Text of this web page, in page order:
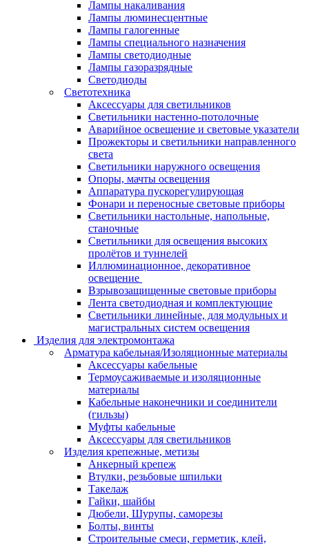
Лампы накаливания
Лампы люминесцентные
Лампы галогенные
Лампы специального назначения
Лампы светодиодные
Лампы газоразрядные
Светодиоды
Светотехника
Аксессуары для светильников
Светильники настенно-потолочные
Аварийное освещение и световые указатели
Прожекторы и светильники направленного
света
Светильники наружного освещения
Опоры, мачты освещения
Аппаратура пускорегулирующая
Фонари и переносные световые приборы
Светильники настольные, напольные,
станочные
Светильники для освещения высоких
пролётов и туннелей
Иллюминационное, декоративное
освещение
Взрывозащищенные световые приборы
Лента светодиодная и комплектующие
Светильники линейные, для модульных и
магистральных систем освещения
Изделия для электромонтажа
Арматура кабельная/Изоляционные материалы
Аксессуары кабельные
Термоусаживаемые и изоляционные
материалы
Кабельные наконечники и соединители
(гильзы)
Муфты кабельные
Аксессуары для светильников
Изделия крепежные, метизы
Анкерный крепеж
Втулки, резьбовые шпильки
Такелаж
Гайки, шайбы
Дюбели, Шурупы, саморезы
Болты, винты
Строительные смеси, герметик, клей,